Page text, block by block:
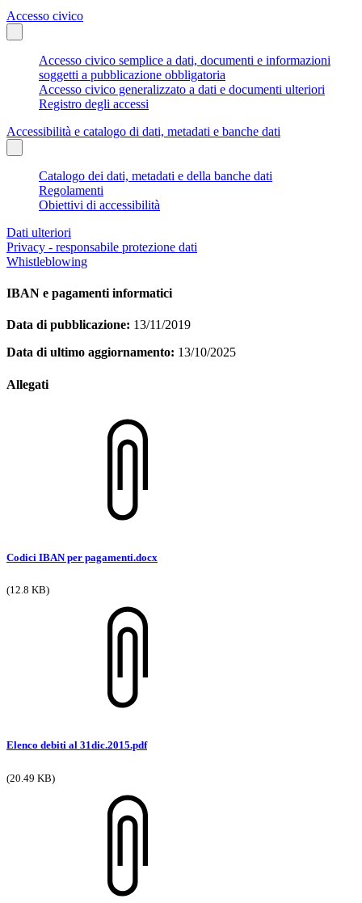
Accesso civico
Accesso civico semplice a dati, documenti e informazioni
soggetti a pubblicazione obbligatoria
Accesso civico generalizzato a dati e documenti ulteriori
Registro degli accessi
Accessibilità e catalogo di dati, metadati e banche dati
Catalogo dei dati, metadati e della banche dati
Regolamenti
Obiettivi di accessibilità
Dati ulteriori
Privacy - responsabile protezione dati
Whistleblowing
IBAN e pagamenti informatici
Data di pubblicazione: 13/11/2019
Data di ultimo aggiornamento: 13/10/2025
Allegati
Codici IBAN per pagamenti.docx
(12.8 KB)
Elenco debiti al 31dic.2015.pdf
(20.49 KB)